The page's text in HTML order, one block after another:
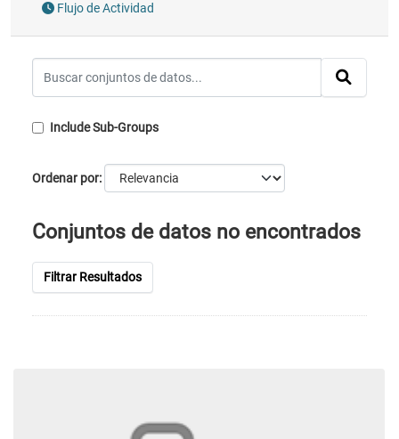
Flujo de Actividad
Include Sub-Groups
Ordenar por
Conjuntos de datos no encontrados
Filtrar Resultados